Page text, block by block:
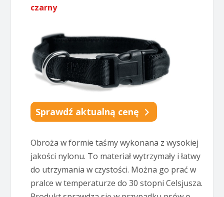
czarny
Sprawdź aktualną cenę
Obroża w formie taśmy wykonana z wysokiej
jakości nylonu. To materiał wytrzymały i łatwy
do utrzymania w czystości. Można go prać w
pralce w temperaturze do 30 stopni Celsjusza.